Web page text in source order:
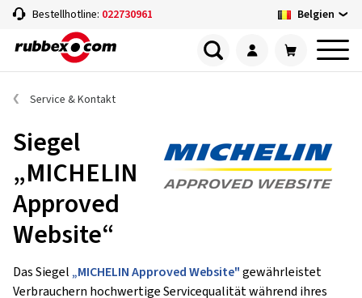
Bestellhotline: 022730961 Belgien
Service & Kontakt
Siegel
„MICHELIN
Approved
Website“
Das Siegel „MICHELIN Approved Website"gewährleistet
Verbrauchern hochwertige Servicequalität während ihres